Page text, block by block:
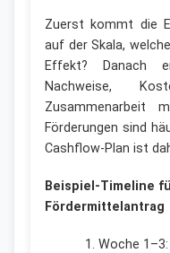
Zuerst kommt die
auf der Skala,
Effekt? Danach
Nachweise,
Zusammenarbeit
Förderungen sind
Cashflow-Plan ist
Beispiel-Timeline
Fördermittelantrag
Woche